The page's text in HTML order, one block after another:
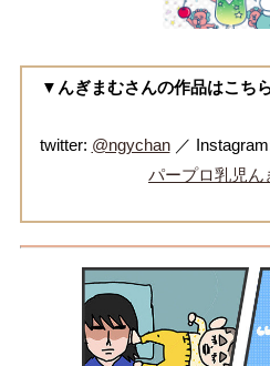
▼んぎまむさんの作品はこち
twitter: @ngychan／
パープロ乳児ん